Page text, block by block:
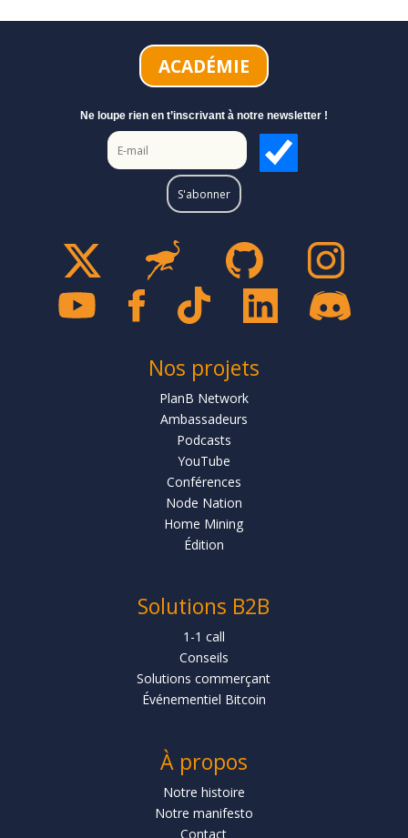
ACADÉMIE
Ne loupe rien en t’inscrivant à notre newsletter !
Nos projets
PlanB Network
Ambassadeurs
Podcasts
YouTube
Conférences
Node Nation
Home Mining
Édition
Solutions B2B
1-1 call
Conseils
Solutions commerçant
Événementiel Bitcoin
À propos
Notre histoire
Notre manifesto
Contact